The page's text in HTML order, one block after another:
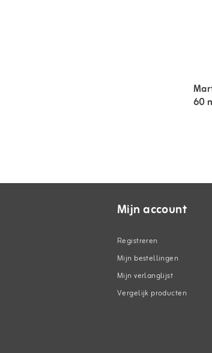
60
Mijn account
Registreren
Mijn bestellingen
Mijn verlanglijst
Vergelijk producten